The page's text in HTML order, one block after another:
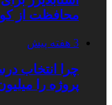
محافظت از
3 هفته پیش
چرا انتخاب
پروژه را